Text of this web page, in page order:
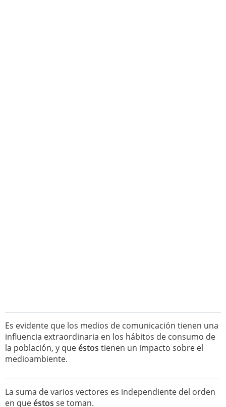
Es evidente que los medios de comunicación tienen una
influencia extraordinaria en los hábitos de consumo de
la población, y queéstos tienen un impacto sobre el
medioambiente.
La suma de varios vectores es independiente del orden
en queéstos se toman.